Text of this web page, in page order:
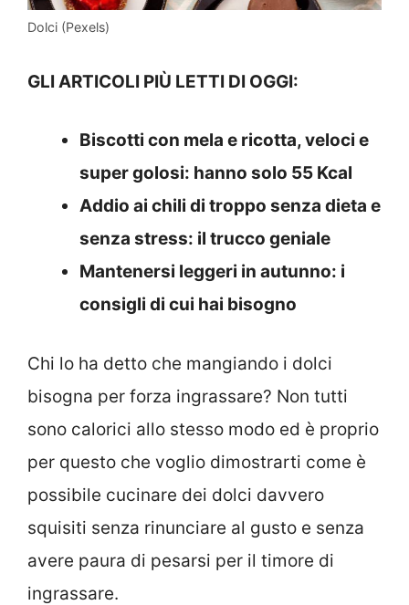
Dolci (Pexels)
GLI ARTICOLI PIÙ LETTI DI OGGI:
Biscotti con mela e ricotta, veloci e
super golosi: hanno solo 55 Kcal
Addio ai chili di troppo senza dieta e
senza stress: il trucco geniale
Mantenersi leggeri in autunno: i
consigli di cui hai bisogno
Chi lo ha detto che mangiando i dolci
bisogna per forza ingrassare? Non tutti
sono calorici allo stesso modo ed è proprio
per questo che voglio dimostrarti come è
possibile cucinare dei dolci davvero
squisiti senza rinunciare al gusto e senza
avere paura di pesarsi per il timore di
ingrassare.